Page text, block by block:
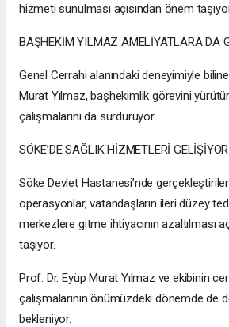
hizmeti sunulması açısından önem
BAŞHEKİM YILMAZ AMELİYATLARA DA
Genel Cerrahi alanındaki deneyimiyle
Murat Yılmaz, başhekimlik görevini
çalışmalarını da sürdürüyor.
SÖKE’DE SAĞLIK HİZMETLERİ GELİŞİYOR
Söke Devlet Hastanesi’nde
operasyonlar, vatandaşların ileri düzey
merkezlere gitme ihtiyacının azaltılması
taşıyor.
Prof. Dr. Eyüp Murat Yılmaz ve ekibinin
çalışmalarının önümüzdeki dönemde de
bekleniyor.